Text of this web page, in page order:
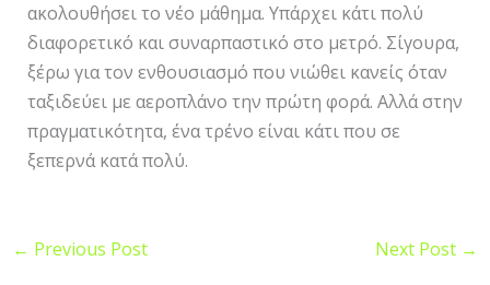
ακολουθήσει το νέο μάθημα. Υπάρχει κάτι πολύ
διαφορετικό και συναρπαστικό στο μετρό. Σίγουρα,
ξέρω για τον ενθουσιασμό που νιώθει κανείς όταν
ταξιδεύει με αεροπλάνο την πρώτη φορά. Αλλά στην
πραγματικότητα, ένα τρένο είναι κάτι που σε
ξεπερνά κατά πολύ.
← Previous Post Next Post →